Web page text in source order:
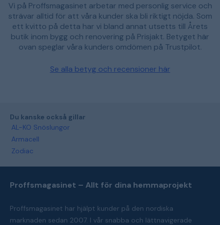
Vi på Proffsmagasinet arbetar med personlig service och
strävar alltid för att våra kunder ska bli riktigt nöjda. Som
ett kvitto på detta har vi bland annat utsetts till Årets
butik inom bygg och renovering på Prisjakt. Betyget här
ovan speglar våra kunders omdömen på Trustpilot.
Se alla betyg och recensioner här
Du kanske också gillar
AL-KO Snöslungor
Armacell
Zodiac
Proffsmagasinet – Allt för dina hemmaprojekt
Proffsmagasinet har hjälpt kunder på den nordiska
marknaden sedan 2007. I vår snabba och lättnavigerade